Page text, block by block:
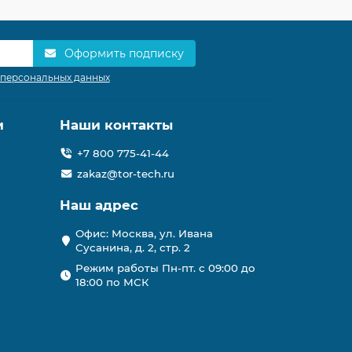
Оформить подписку
данных
Наши контакты
+7 800 775-41-44
zakaz@tor-tech.ru
Наш адрес
Офис: Москва, ул. Ивана
Сусанина, д. 2, стр. 2
Режим работы Пн-пт. с 09:00 до
18:00 по МСК